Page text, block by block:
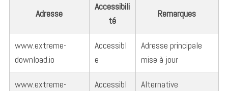
Adresse
Accessibili
té
Remarques
www.extreme-
download.io
Accessibl
e
Adresse principale
mise à jour
www.extreme-
Accessibl
Alternative